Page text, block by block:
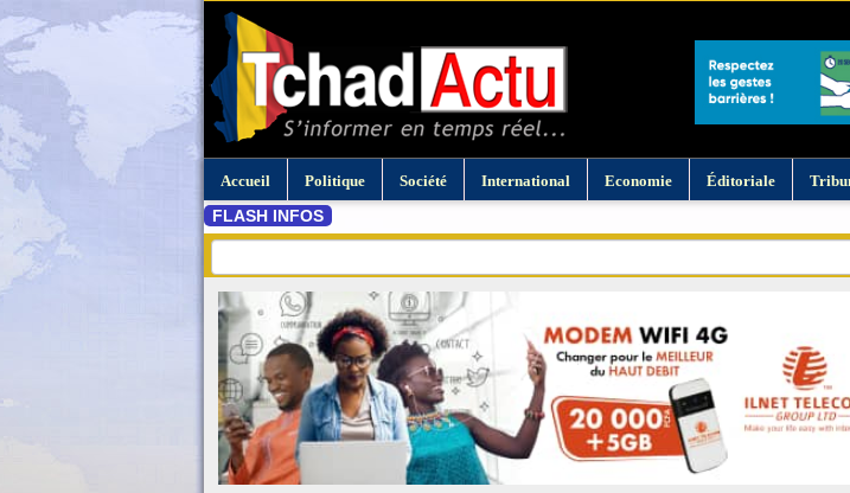
Accueil Politique Société International Economie Éditoriale
FLASH INFOS